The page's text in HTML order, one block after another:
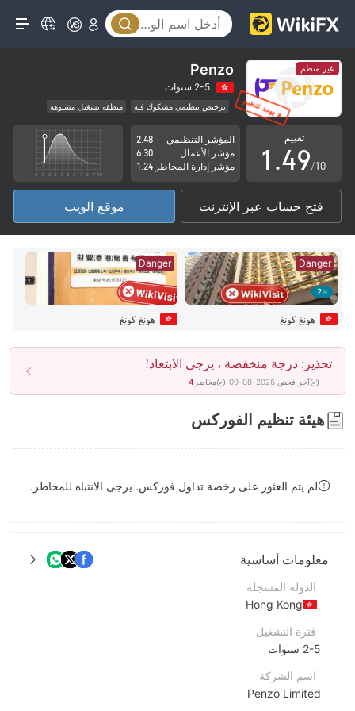
غير منظم Penzo
2-5 سنوات
ترخيص تنظيمي مشكوك فيه
منطقة تشغيل مشبوهة
مخاطر عالية
تقييم
0
1
2
3
4
5
7
8
9
.
0
1
2
3
4
5
6
7
8
9
5
6
7
8
9/10
المؤشر التنظيمي
2.48
مؤشر الأعمال
6.30
مؤشر إدارة المخاطر 1.24
فتح حساب عبر الإنترنت موقع الويب
2
Danger
هونغ كونغ
Danger
هونغ كونغ
تحذير: درجة منخفضة ، يرجى الابتعاد!
آخر فحص 2026-08-09 مخاطر 4
هيئة تنظيم الفوركس
لم يتم العثور على رخصة تداول فوركس. يرجى الانتباه للمخاطر.
معلومات أساسية
الدولة المسجلة
Hong Kong
فترة التشغيل
2-5 سنوات
اسم الشركة
Penzo Limited